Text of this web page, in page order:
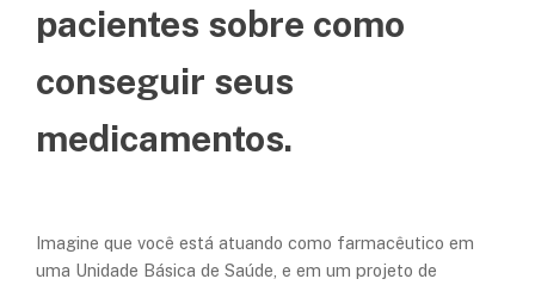
pacientes sobre como
conseguir seus
medicamentos.
Imagine que você está atuando como farmacêutico em
uma Unidade Básica de Saúde, e em um projeto de